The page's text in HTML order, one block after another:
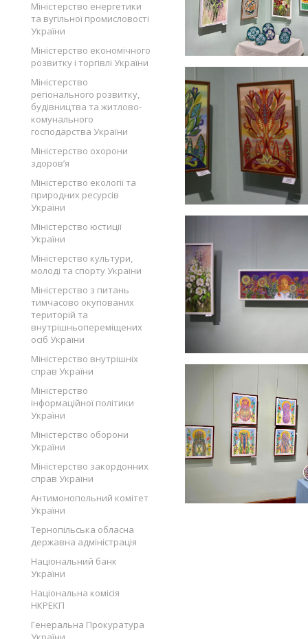
Міністерство енергетики
та вугільної промисловості
України
Міністерство економічного
розвитку і торгівлі України
Міністерство
регіонального розвитку,
будівництва та житлово-
комунального
господарства України
Міністерство охорони
здоров’я
Міністерство екології та
природних ресурсів
України
Міністерство юстиції
України
Міністерство культури,
молоді та спорту України
Міністерство з питань
тимчасово окупованих
територій та
внутрішньопереміщених
осіб України
Міністерство внутрішніх
справ України
Міністерство
інформаційної політики
України
Міністерство оборони
України
Міністерство закордонних
справ України
Антимонопольний комітет
України
Тернопільська обласна
державна адміністрація
Національний банк
України
Національна комісія
НКРЕКП
Генеральна Прокуратура